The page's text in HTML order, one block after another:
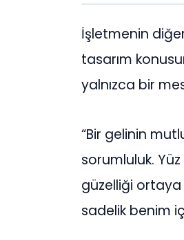
İşletmenin
tasarım
yalnızca bir
“Bir gelinin
sorumluluk.
güzelliği ortaya
sadelik benim